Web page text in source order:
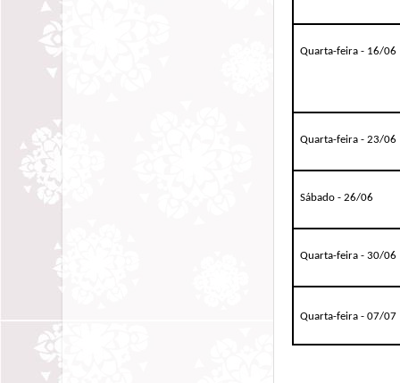
Quarta-feira - 16/06
Quarta-feira - 23/06
Sábado - 26/06
Quarta-feira - 30/06
Quarta-feira - 07/07